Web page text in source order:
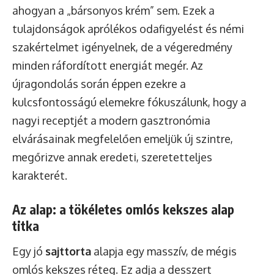
ahogyan a „bársonyos krém” sem. Ezek a
tulajdonságok aprólékos odafigyelést és némi
szakértelmet igényelnek, de a végeredmény
minden ráfordított energiát megér. Az
újragondolás során éppen ezekre a
kulcsfontosságú elemekre fókuszálunk, hogy a
nagyi receptjét a modern gasztronómia
elvárásainak megfelelően emeljük új szintre,
megőrizve annak eredeti, szeretetteljes
karakterét.
Az alap: a tökéletes omlós kekszes alap
titka
Egy jó sajttorta alapja egy masszív, de mégis
omlós kekszes réteg. Ez adja a desszert